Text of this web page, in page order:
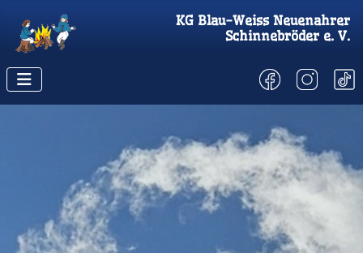
KG Blau-Weiss Neuenahrer
Schinnebröder e. V.